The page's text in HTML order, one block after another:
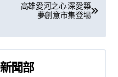
高雄愛河之心 深愛築
夢創意市集登場
新聞部